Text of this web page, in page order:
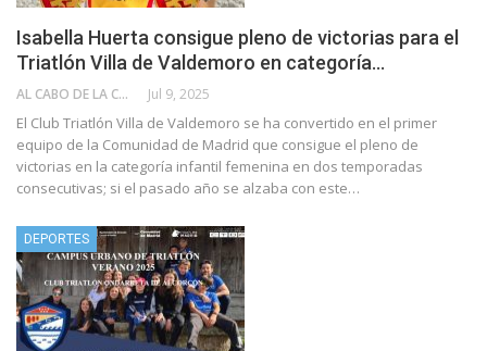
Isabella Huerta consigue pleno de victorias para el
Triatlón Villa de Valdemoro en categoría…
AL CABO DE LA CALLE Jul 9, 2025
El Club Triatlón Villa de Valdemoro se ha convertido en el primer
equipo de la Comunidad de Madrid que consigue el pleno de
victorias en la categoría infantil femenina en dos temporadas
consecutivas; si el pasado año se alzaba con este…
DEPORTES